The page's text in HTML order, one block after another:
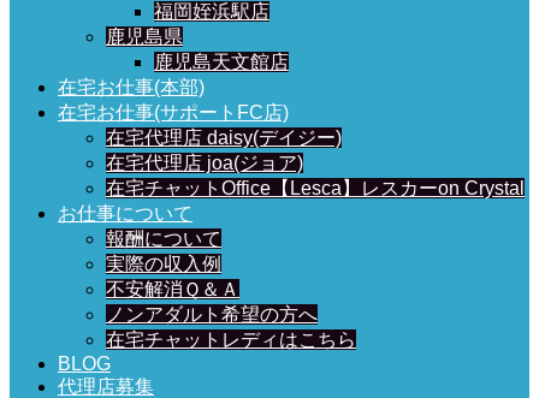
福岡姪浜駅店
鹿児島県
鹿児島天文館店
在宅お仕事(本部)
在宅お仕事(サポートFC店)
在宅代理店 daisy(デイジー)
在宅代理店 joa(ジョア)
在宅チャットOffice【Lesca】レスカーon Crystal
お仕事について
報酬について
実際の収入例
不安解消Ｑ＆Ａ
ノンアダルト希望の方へ
在宅チャットレディはこちら
BLOG
代理店募集